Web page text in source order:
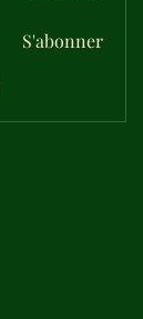
S'abonner